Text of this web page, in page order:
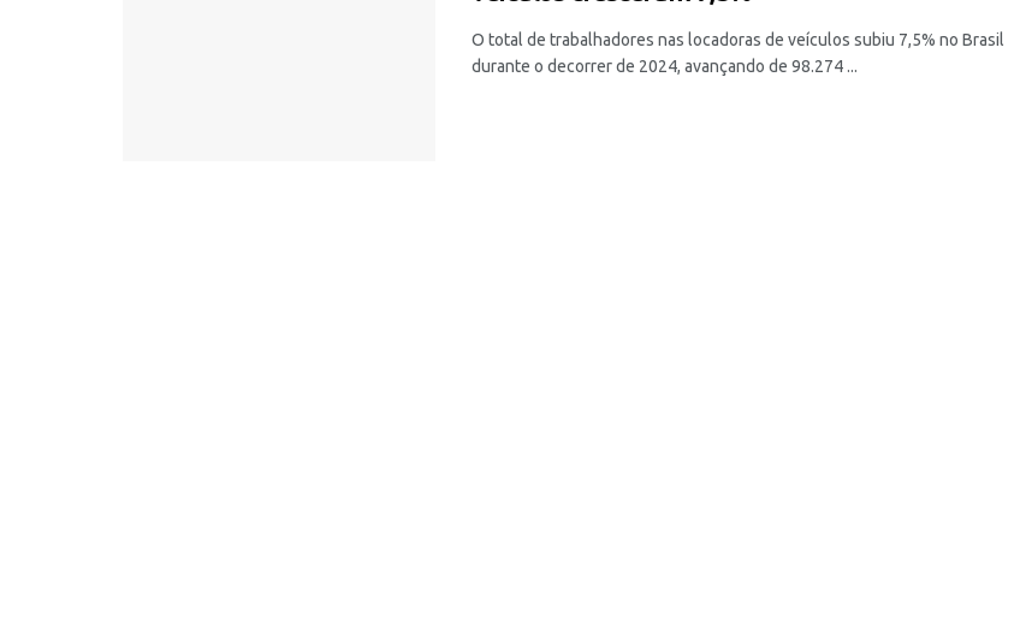
O total de trabalhadores nas locadoras de veículos subiu 7,5% no Brasil
durante o decorrer de 2024, avançando de 98.274 ...